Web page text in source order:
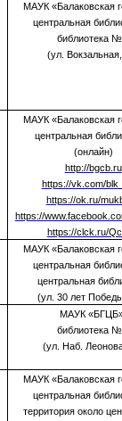
МАУК «Балаковская
центральная
библиотека
(ул.
МАУК «Балаковская
центральная
(онлайн)
http://bgcb.ru
https://vk.com/
https://ok.ru/
https://
https://clck.ru/
МАУК «Балаковская
центральная
центральная
(ул. 30 лет
МАУК
библиотека
(ул. Наб.
МАУК «Балаковская
центральная
территория около